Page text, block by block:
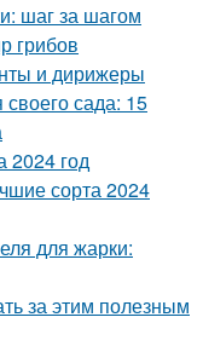
шаг за шагом
грибов
и дирижеры
сада: 15
2024 год
сорта 2024
для жарки:
за этим полезным